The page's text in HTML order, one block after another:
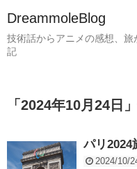
DreammoleBlog
技術話からアニメの感想、
記
「 2024年10月24日 」
パリ2024
2024/10/